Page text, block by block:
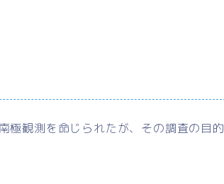
極観測を命じられたが、その調査の目的